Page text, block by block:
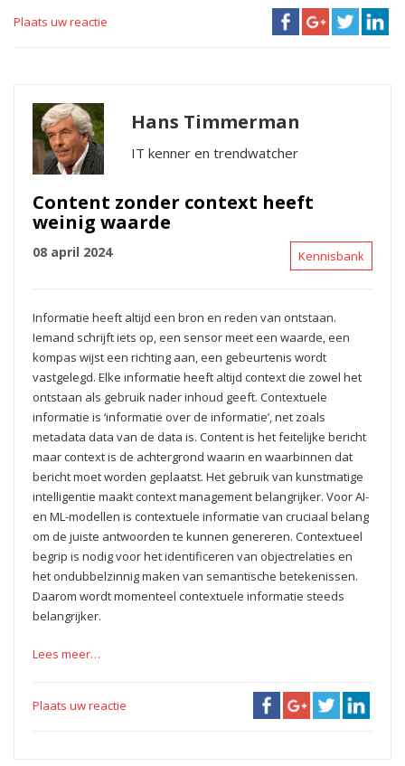
Plaats uw reactie
Hans Timmerman
IT kenner en trendwatcher
Content zonder context heeft
weinig waarde
08 april 2024 Kennisbank
Informatie heeft altijd een bron en reden van ontstaan.
Iemand schrijft iets op, een sensor meet een waarde, een
kompas wijst een richting aan, een gebeurtenis wordt
vastgelegd. Elke informatie heeft altijd context die zowel het
ontstaan als gebruik nader inhoud geeft. Contextuele
informatie is ‘informatie over de informatie’, net zoals
metadata data van de data is. Content is het feitelijke bericht
maar context is de achtergrond waarin en waarbinnen dat
bericht moet worden geplaatst. Het gebruik van kunstmatige
intelligentie maakt context management belangrijker. Voor AI-
en ML-modellen is contextuele informatie van cruciaal belang
om de juiste antwoorden te kunnen genereren. Contextueel
begrip is nodig voor het identificeren van objectrelaties en
het ondubbelzinnig maken van semantische betekenissen.
Daarom wordt momenteel contextuele informatie steeds
belangrijker.
Lees meer…
Plaats uw reactie